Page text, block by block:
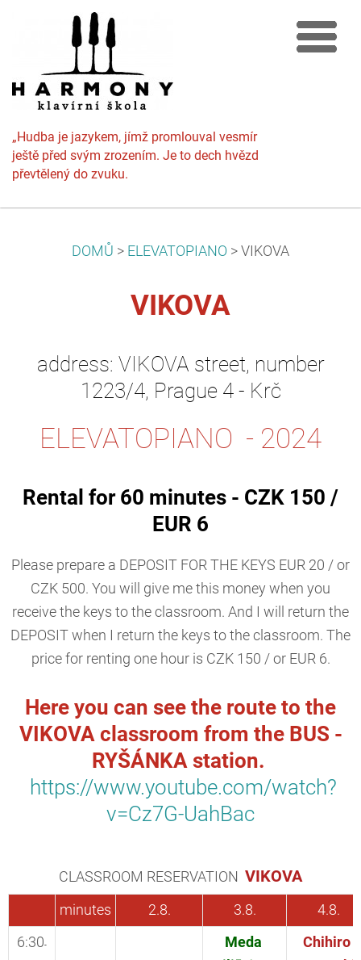
„Hudba je jazykem, jímž promlouval vesmír
ještě před svým zrozením. Je to dech hvězd
převtělený do zvuku.
DOMŮ > ELEVATOPIANO > VIKOVA
VIKOVA
address: VIKOVA street, number
1223/4, Prague 4 - Krč
ELEVATOPIANO - 2024
Rental for 60 minutes - CZK 150 /
EUR 6
Please prepare a DEPOSIT FOR THE KEYS EUR 20 / or
CZK 500. You will give me this money when you
receive the keys to the classroom. And I will return the
DEPOSIT when I return the keys to the classroom. The
price for renting one hour is CZK 150 / or EUR 6.
Here you can see the route to the
VIKOVA classroom from the BUS -
RYŠÁNKA station.
https://www.youtube.com/watch?
v=Cz7G-UahBac
CLASSROOM RESERVATION VIKOVA
minutes 2.8. 3.8.
4.8.
6:30-
Meda
Chihiro